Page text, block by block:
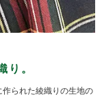
。
られた綾織りの生地の